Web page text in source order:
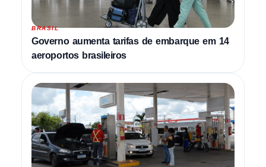
BRASIL
Governo aumenta tarifas de embarque em 14
aeroportos brasileiros